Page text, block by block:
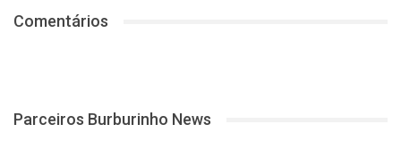
Comentários
Parceiros Burburinho News